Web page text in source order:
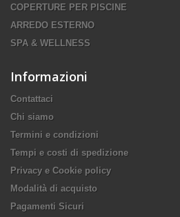
COPERTURE PER PISCINE
ARREDO ESTERNO
SPA & WELLNESS
Informazioni
Contattaci
Chi siamo
Termini e condizioni
Tempi e costi di spedizione
Privacy e Cookie policy
Modalità di acquisto
Pagamenti Sicuri